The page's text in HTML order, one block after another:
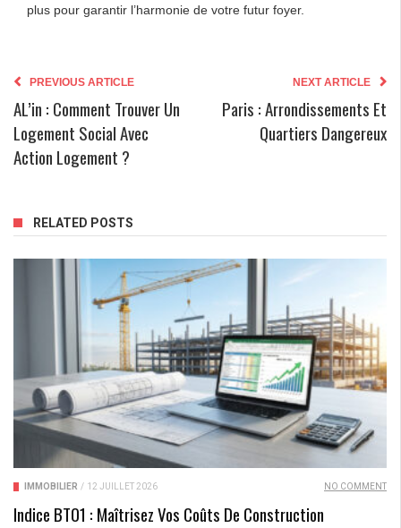
plus pour garantir l’harmonie de votre futur foyer.
PREVIOUS ARTICLE
AL’in : Comment Trouver Un
Logement Social Avec
Action Logement ?
NEXT ARTICLE
Paris : Arrondissements Et
Quartiers Dangereux
RELATED POSTS
IMMOBILIER / 12 JUILLET 2026 NO COMMENT
Indice BT01 : Maîtrisez Vos Coûts De Construction